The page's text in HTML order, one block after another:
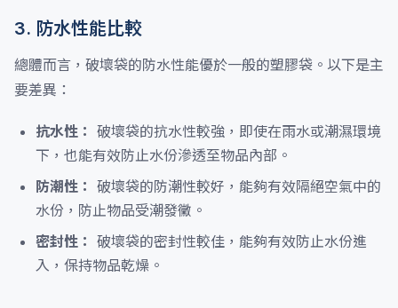
3. 防水性能比較
總體而言，破壞袋的防水性能優於一般的塑膠袋。以下是主
要差異：
抗水性： 破壞袋的抗水性較強，即使在雨水或潮濕環境
下，也能有效防止水份滲透至物品內部。
防潮性： 破壞袋的防潮性較好，能夠有效隔絕空氣中的
水份，防止物品受潮發黴。
密封性： 破壞袋的密封性較佳，能夠有效防止水份進
入，保持物品乾燥。